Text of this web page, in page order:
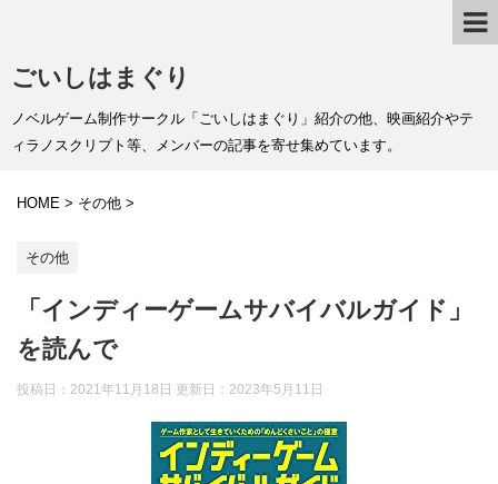
ごいしはまぐり
ノベルゲーム制作サークル「ごいしはまぐり」紹介の他、映画紹介やテ
ィラノスクリプト等、メンバーの記事を寄せ集めています。
HOME > その他 >
その他
「インディーゲームサバイバルガイド」
を読んで
投稿日：2021年11月18日 更新日： 2023年5月11日